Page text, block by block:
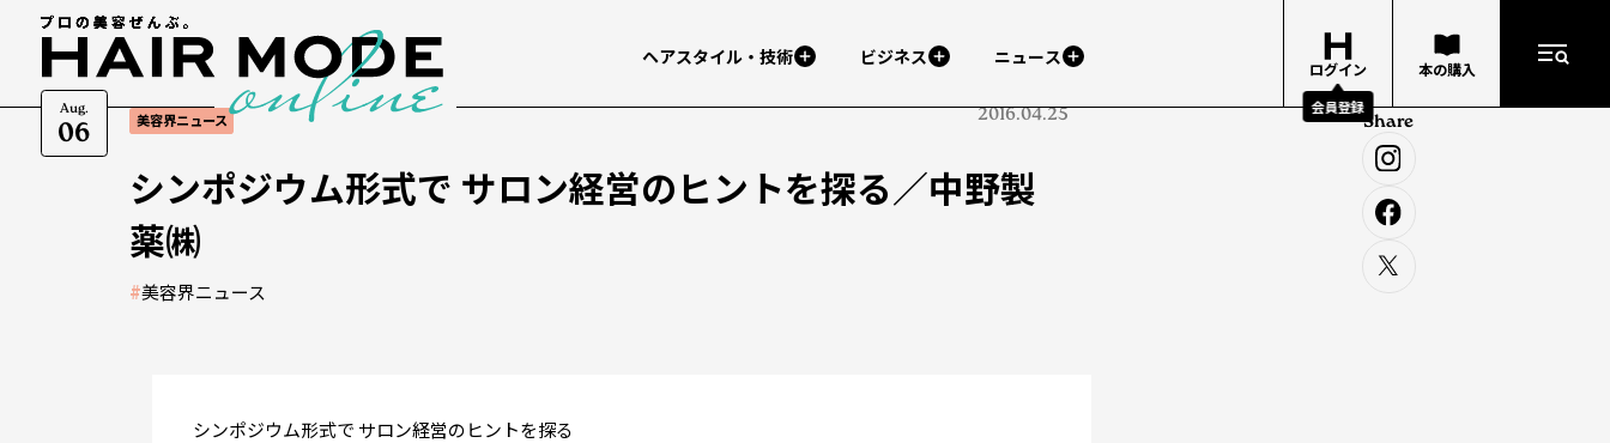
Aug.
06
ヘアスタイル・技術 ビジネス ニュース
ログイン
会員登録
本の購入
美容界ニュース 2016.04.25
シンポジウム形式で サロン経営のヒントを探る／中野製
薬㈱
#美容界ニュース
Share
シンポジウム形式で サロン経営のヒントを探る